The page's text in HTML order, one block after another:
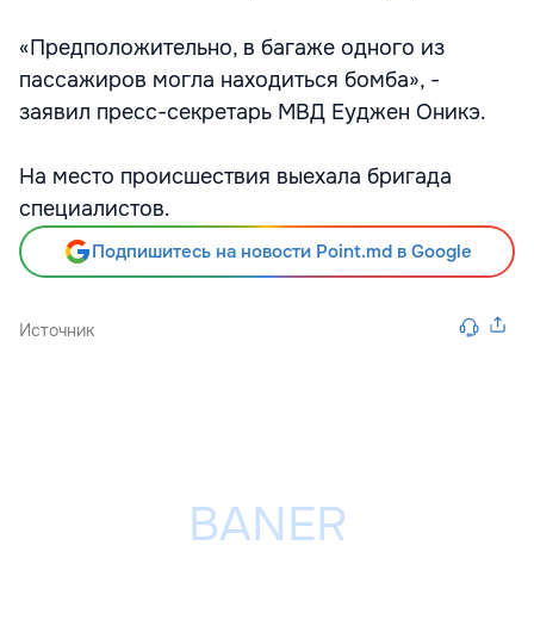
«Предположительно, в багаже одного из
пассажиров могла находиться бомба», -
заявил пресс-секретарь МВД Еуджен Оникэ.
На место происшествия выехала бригада
специалистов.
Подпишитесь на новости Point.md в Google
Источник